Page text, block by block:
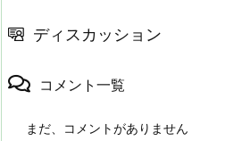
ディスカッション
コメント一覧
まだ、コメントがありません